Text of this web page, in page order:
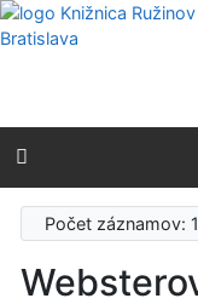
Prejsť na obsah
Prejsť na menu
Prehlásenie o
Počet záznamov: 1